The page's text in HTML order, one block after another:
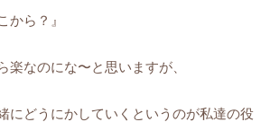
から？』
楽なのにな〜と思いますが、
にどうにかしていくというのが私達の役